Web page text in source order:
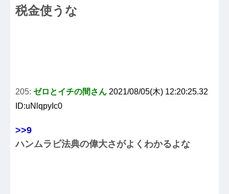
税金使うな
205: ゼロとイチの間さん 2021/08/05(木) 12:20:25.32
ID:uNlqpyIc0
>>9
ハンムラビ法典の偉大さがよくわかるよな